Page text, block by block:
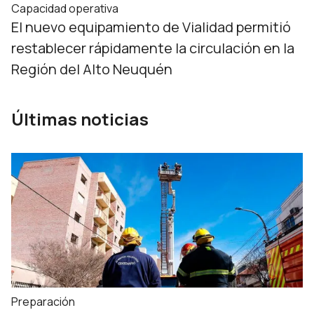
Capacidad operativa
El nuevo equipamiento de Vialidad permitió
restablecer rápidamente la circulación en la
Región del Alto Neuquén
Últimas noticias
Preparación